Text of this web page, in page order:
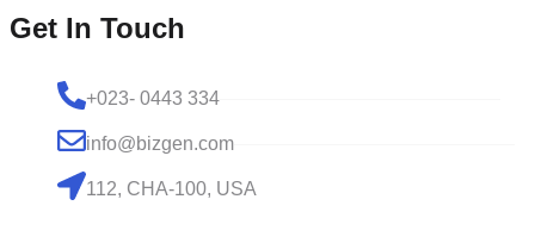
Get In Touch
+023- 0443 334
info@bizgen.com
112, CHA-100, USA